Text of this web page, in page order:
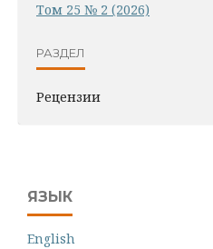
Том 25 № 2 (2026)
РАЗДЕЛ
Рецензии
ЯЗЫК
English